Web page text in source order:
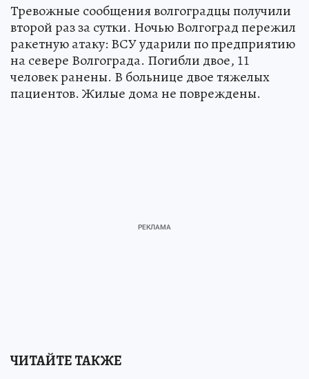
Тревожные сообщения волгоградцы получили
второй раз за сутки. Ночью Волгоград пережил
ракетную атаку: ВСУ ударили по предприятию
на севере Волгограда. Погибли двое, 11
человек ранены. В больнице двое тяжелых
пациентов. Жилые дома не повреждены.
ЧИТАЙТЕ ТАКЖЕ